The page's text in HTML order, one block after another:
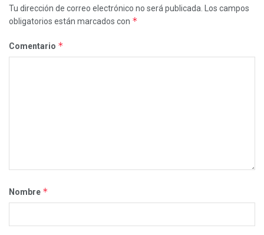
Tu dirección de correo electrónico no será publicada. Los campos
obligatorios están marcados con *
Comentario *
Nombre *